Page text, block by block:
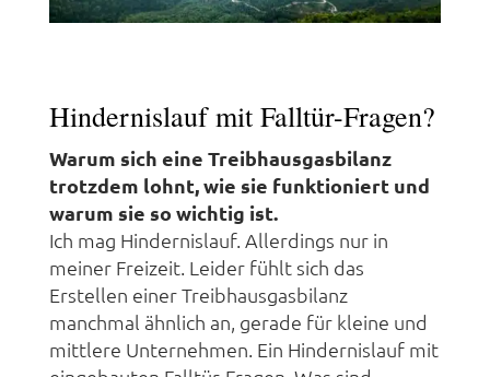
Hindernislauf mit Falltür-Fragen?
Warum sich eine Treibhausgasbilanz
trotzdem lohnt, wie sie funktioniert und
warum sie so wichtig ist.
Ich mag Hindernislauf. Allerdings nur in
meiner Freizeit. Leider fühlt sich das
Erstellen einer Treibhausgasbilanz
manchmal ähnlich an, gerade für kleine und
mittlere Unternehmen. Ein Hindernislauf mit